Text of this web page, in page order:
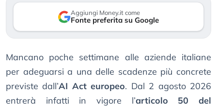
Aggiungi Money.it come
Fonte preferita su Google
Mancano poche settimane alle aziende italiane
per adeguarsi a una delle scadenze più concrete
previste dall’AI Act europeo. Dal 2 agosto 2026
entrerà infatti in vigore l’articolo 50 del